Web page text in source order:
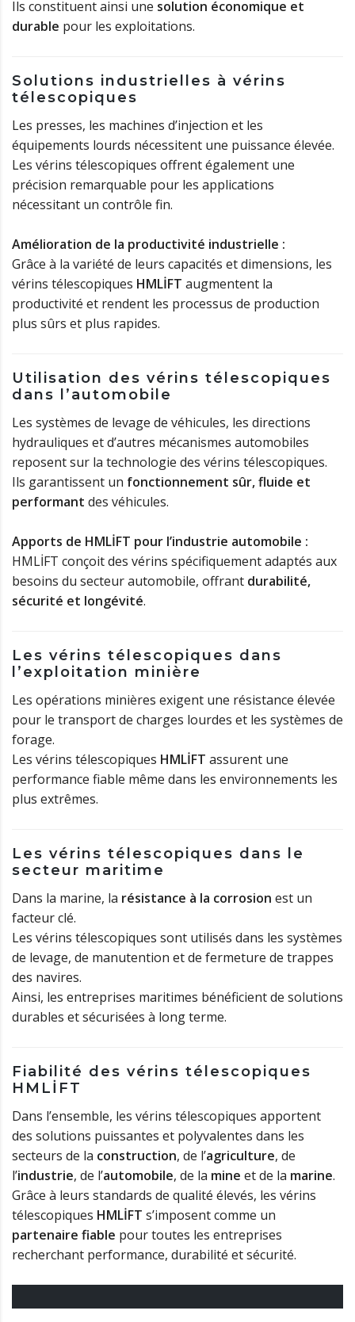
Ils constituent ainsi une solution économique et
durable pour les exploitations.
Solutions industrielles à vérins
télescopiques
Les presses, les machines d’injection et les
équipements lourds nécessitent une puissance élevée.
Les vérins télescopiques offrent également une
précision remarquable pour les applications
nécessitant un contrôle fin.
Amélioration de la productivité industrielle :
Grâce à la variété de leurs capacités et dimensions, les
vérins télescopiques HMLİFT augmentent la
productivité et rendent les processus de production
plus sûrs et plus rapides.
Utilisation des vérins télescopiques
dans l’automobile
Les systèmes de levage de véhicules, les directions
hydrauliques et d’autres mécanismes automobiles
reposent sur la technologie des vérins télescopiques.
Ils garantissent un fonctionnement sûr, fluide et
performant des véhicules.
Apports de HMLİFT pour l’industrie automobile :
HMLİFT conçoit des vérins spécifiquement adaptés aux
besoins du secteur automobile, offrant durabilité,
sécurité et longévité.
Les vérins télescopiques dans
l’exploitation minière
Les opérations minières exigent une résistance élevée
pour le transport de charges lourdes et les systèmes de
forage.
Les vérins télescopiques HMLİFT assurent une
performance fiable même dans les environnements les
plus extrêmes.
Les vérins télescopiques dans le
secteur maritime
Dans la marine, la résistance à la corrosion est un
facteur clé.
Les vérins télescopiques sont utilisés dans les systèmes
de levage, de manutention et de fermeture de trappes
des navires.
Ainsi, les entreprises maritimes bénéficient de solutions
durables et sécurisées à long terme.
Fiabilité des vérins télescopiques
HMLİFT
Dans l’ensemble, les vérins télescopiques apportent
des solutions puissantes et polyvalentes dans les
secteurs de la construction, de l’agriculture, de
l’industrie, de l’automobile, de la mine et de la marine.
Grâce à leurs standards de qualité élevés, les vérins
télescopiques HMLİFT s’imposent comme un
partenaire fiable pour toutes les entreprises
recherchant performance, durabilité et sécurité.